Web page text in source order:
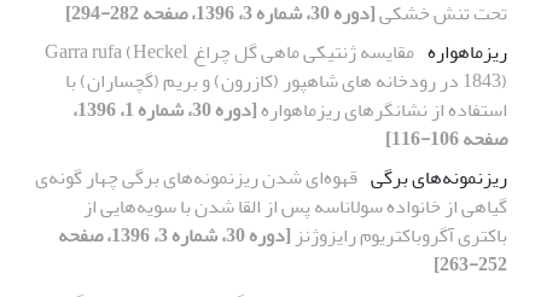
تحت تنش خشکی[دوره 30، شماره 3، 1396، صفحه 282-294]
ریزماهواره
مقایسه ژنتیکی ماهی گل چراغ Garra rufa (Heckel,
1843) در رودخانه های شاهپور (کازرون) و بریم (گچساران) با
استفاده از نشانگرهای ریزماهواره
[دوره 30، شماره 1، 1396،
صفحه 106-116]
ریزنمونه‌های برگی قهوه‌ای شدن ریزنمونه‌های برگی چهار گونه‌ی
گیاهی از خانواده سولاناسه پس از القا شدن با سویه‌هایی از
باکتری آگروباکتریوم رایزوژنز
[دوره 30، شماره 3، 1396، صفحه
252-263]